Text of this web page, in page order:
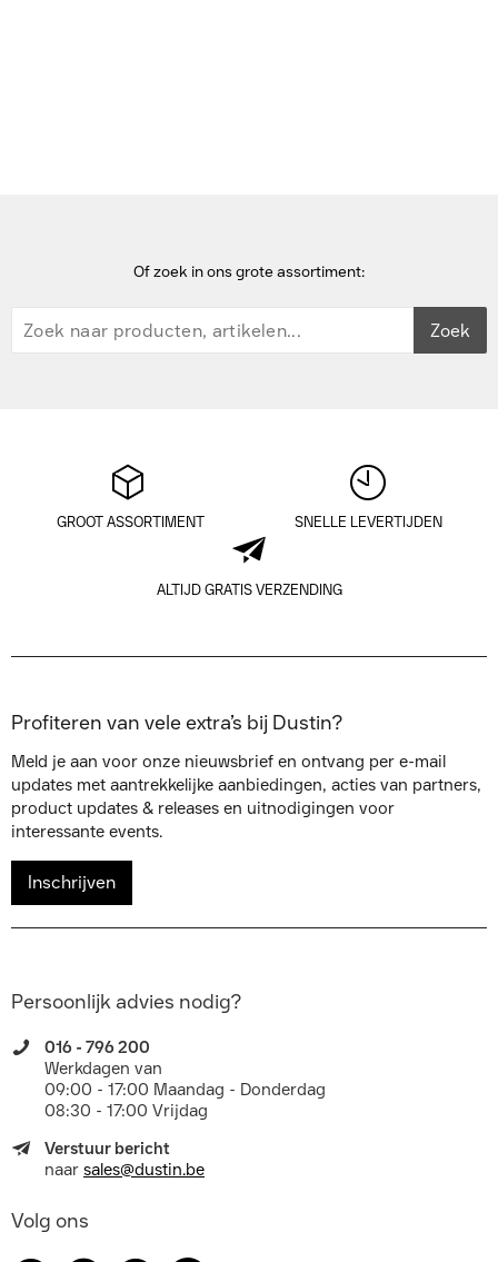
Of zoek in ons grote assortiment:
Zoek
GROOT ASSORTIMENT SNELLE LEVERTIJDEN
ALTIJD GRATIS VERZENDING
Profiteren van vele extra’s bij Dustin?
Meld je aan voor onze nieuwsbrief en ontvang per e-mail
updates met aantrekkelijke aanbiedingen, acties van partners,
product updates & releases en uitnodigingen voor
interessante events.
Inschrijven
Persoonlijk advies nodig?
016 - 796 200
Werkdagen van
09:00 - 17:00 Maandag - Donderdag
08:30 - 17:00 Vrijdag
Verstuur bericht
naar sales@dustin.be
Volg ons